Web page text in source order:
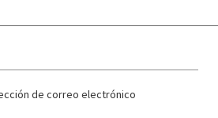
de correo electrónico